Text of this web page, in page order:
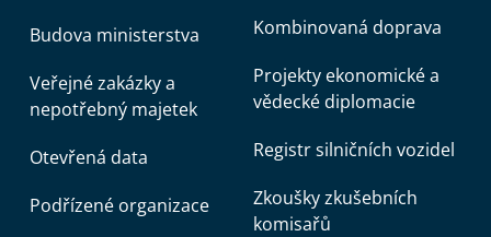
Budova ministerstva
Veřejné zakázky a
nepotřebný majetek
Otevřená data
Podřízené organizace
Kombinovaná doprava
Projekty ekonomické a
vědecké diplomacie
Registr silničních vozidel
Zkoušky zkušebních
komisařů